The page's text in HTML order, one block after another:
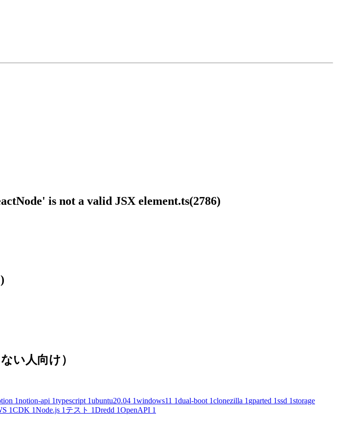
is not a valid JSX element.ts(2786)
い人向け）
1notion-api 1typescript 1ubuntu20.04 1windows11 1dual-boot 1clonezilla 1 gparted 1ssd 1storage
1CDK 1Node.js 1 テスト 1Dredd 1OpenAPI 1